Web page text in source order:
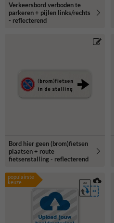
Verkeersbord verboden te
parkeren + pijlen links/rechts
- reflecterend
Bord hier geen (brom)fietsen
plaatsen + route
fietsenstalling - reflecterend
populairste
keuze